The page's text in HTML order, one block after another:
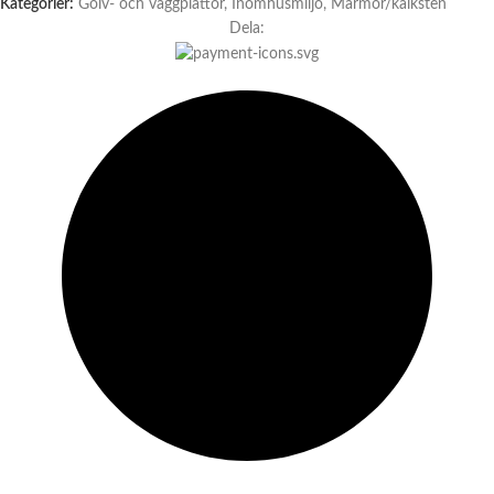
Kategorier: Golv- och väggplattor, Inomhusmiljö, Marmor/kalksten
Dela: